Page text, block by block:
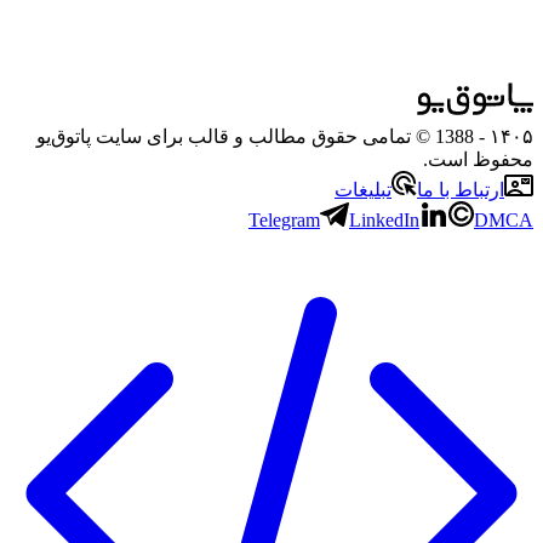
۱۴۰۵
- 1388 © تمامی حقوق مطالب و قالب برای سایت پاتوق‌یو
محفوظ است.
ارتباط با ما
تبلیغات
Telegram
LinkedIn DMCA